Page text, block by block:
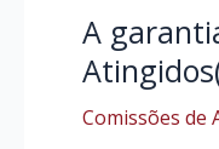
A
Comissões de